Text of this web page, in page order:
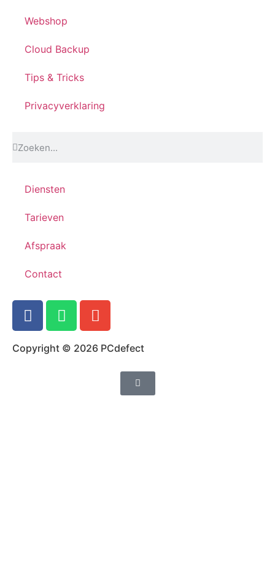
Webshop
Cloud Backup
Tips & Tricks
Privacyverklaring
Diensten
Tarieven
Afspraak
Contact
Copyright © 2026 PCdefect